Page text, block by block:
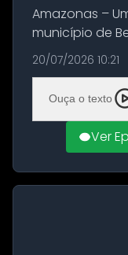
Amazonas –
município de
com a
quilos de
embarcação
materia...
20/07/2026 10:21
Ouça o texto
Ver